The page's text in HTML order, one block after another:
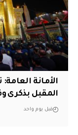
الأمانة
المقبل بذكرى
قبل يوم واحد